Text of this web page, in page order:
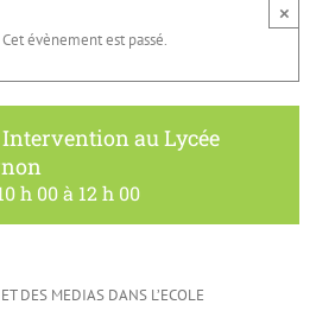
Cet évènement est passé.
×
Intervention au Lycée
h 00à 12 h 00
DES MEDIAS DANS L’ECOLE